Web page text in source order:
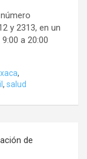
y 2313, en un
a 20:00
,
, salud
de